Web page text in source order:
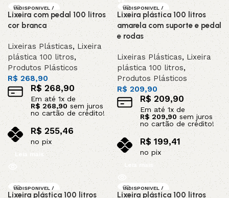
INDISPONIVEL /
SOB ENCOMEND
A
Lixeira com pedal 100 litros
cor branca
Lixeiras Plásticas, Lixeira
plástica 100 litros,
Produtos Plásticos
R$268,90
R$ 268,90
Em até 1x de
R$ 268,90sem juros
no cartão de crédito!
R$255,46
no pix
Leia mais
INDISPONIVEL /
SOB ENCOMEND
A
Lixeira plástica 100 litros
amarela com suporte e pedal
e rodas
Lixeiras Plásticas, Lixeira
plástica 100 litros,
Produtos Plásticos
R$209,90
R$209,90
Em até 1x de
R$209,90sem juros
no cartão de crédito!
R$ 199,41
no pix
Leia mais
INDISPONIVEL /
SOB ENCOMEND
Lixeira plástica 100 litros
INDISPONIVEL /
SOB ENCOMEND
Lixeira plástica 100 litros